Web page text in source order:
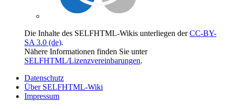
Die Inhalte des SELFHTML-Wikis unterliegen derCC-BY-
SA 3.0 (de).
Nähere Informationen finden Sie unter
SELFHTML/Lizenzvereinbarungen.
Datenschutz
Über SELFHTML-Wiki
Impressum